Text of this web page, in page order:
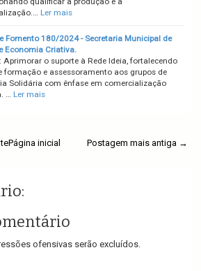
Ler mais
Fomento 180/2024 - Secretaria Municipal de
Economia Criativa.
Aprimorar o suporte à Rede Ideia, fortalecendo
formação e assessoramento aos grupos de
Solidária com ênfase em comercialização
… Ler mais
Postagem mais antiga →
Página inicial
ofensivas serão excluídos.